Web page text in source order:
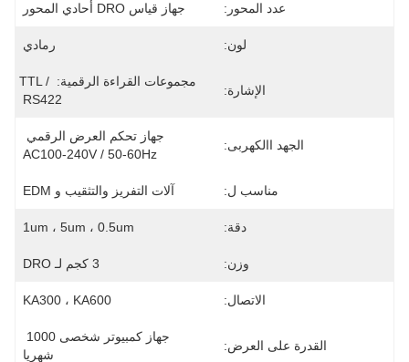
عدد المحور: جهاز قياس DRO أحادي المحور
لون: رمادي
الإشارة:
مجموعات القراءة الرقمية: TTL /
RS422
الجهد االكهربى:
AC100-240V / 50-60Hz
مناسب ل: آلات التفريز والتثقيب و EDM
دقة: 1um ، 5um ، 0.5um
وزن: 3 كجم لـ DRO
الاتصال: KA300 ، KA600
القدرة على العرض:
شهريا